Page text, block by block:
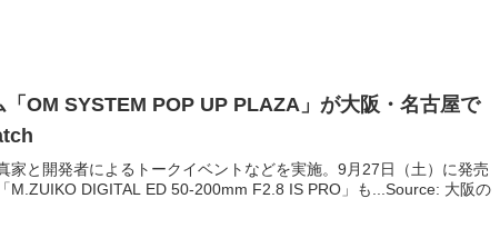
「OM SYSTEM POP UP PLAZA」が大阪 ・名古屋で
家と開発者によるトークイベントなどを実施。9月27日（土）に発売
M.ZUIKO DIGITAL ED 50-200mm F2.8 IS PRO」も...Source: 大阪の